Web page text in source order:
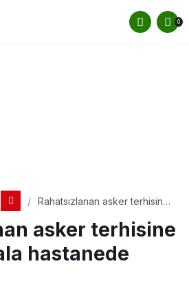
0
Rahatsızlanan asker terhisine
şehit oldu
asker terhisine
hastanede
asker terhisine kısa süre kala